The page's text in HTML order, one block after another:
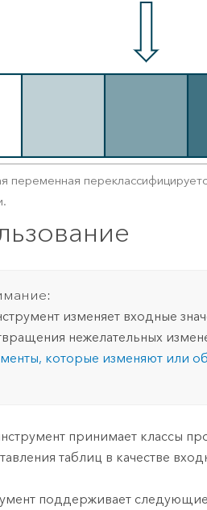
переменная
изменяет входные
нежелательных
которые изменяют или
принимает классы
таблиц в качестве
поддерживает